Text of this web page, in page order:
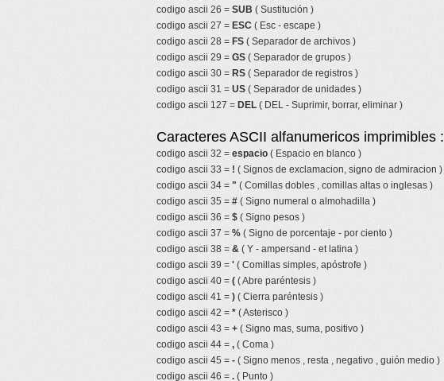
codigo ascii 26 = SUB ( Sustitución )
codigo ascii 27 = ESC ( Esc - escape )
codigo ascii 28 = FS ( Separador de archivos )
codigo ascii 29 = GS ( Separador de grupos )
codigo ascii 30 = RS ( Separador de registros )
codigo ascii 31 = US ( Separador de unidades )
codigo ascii 127 = DEL ( DEL - Suprimir, borrar, eliminar )
Caracteres ASCII alfanumericos imprimibles :
codigo ascii 32 = espacio ( Espacio en blanco )
codigo ascii 33 = ! ( Signos de exclamacion, signo de admiracion )
codigo ascii 34 = " ( Comillas dobles , comillas altas o inglesas )
codigo ascii 35 = # ( Signo numeral o almohadilla )
codigo ascii 36 = $ ( Signo pesos )
codigo ascii 37 = % ( Signo de porcentaje - por ciento )
codigo ascii 38 = & ( Y - ampersand - et latina )
codigo ascii 39 = ' ( Comillas simples, apóstrofe )
codigo ascii 40 = ( ( Abre paréntesis )
codigo ascii 41 = ) ( Cierra paréntesis )
codigo ascii 42 = * ( Asterisco )
codigo ascii 43 = + ( Signo mas, suma, positivo )
codigo ascii 44 = , ( Coma )
codigo ascii 45 = - ( Signo menos , resta , negativo , guión medio )
codigo ascii 46 = . ( Punto )